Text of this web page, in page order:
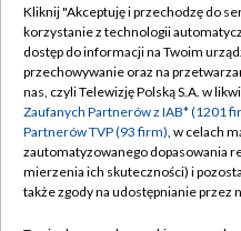
Kliknij "Akceptuję i przechodzę do
korzystanie z technologii
dostęp do informacji na Twoim
przechowywanie oraz na
nas, czyli Telewizję Polską S.A. w
Zaufanych Partnerów z IAB* (1201
Partnerów TVP (93 firm), w celach
zautomatyzowanego dopasowania
mierzenia ich skuteczności) i
także zgody na udostępnianie przez